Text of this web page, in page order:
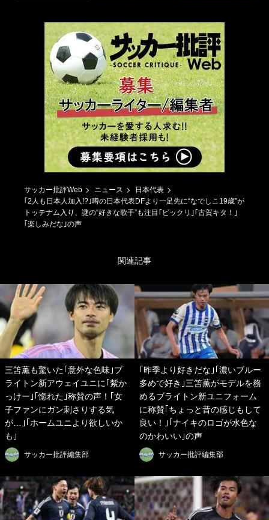
サッカー批評Web ニュース
日本代表
｢2人も日本人加入!?｣噂の日本代表DFより一足先に“なでしこ19歳”が
トッテナム入り、謎の“好きな歌手”も注目｢ビックリ｣｢古賀キタ！｣
｢楽しみだな｣の声
関連記事
三笘薫も驚いた｢意外な色味｣ブ
ライトン新アウェイユニに｢紫か
っけー｣｢惚れた｣称賛の声！｢女
子ファンにガン刺さりする気
が…｣｢ホームユニより欲しいか
も｣
サッカー批評編集部
｢昨季より好きだな｣｢濃いブルー
多めで好き｣三笘薫がモデルを務
めるブライトン新ユニフォーム
に称賛｢ちょっと昔の感じもして
良い！｣｢ナイキのロゴが水色な
のかわいい｣の声
サッカー批評編集部